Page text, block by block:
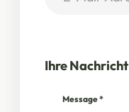
Ihre Nachricht
Message*